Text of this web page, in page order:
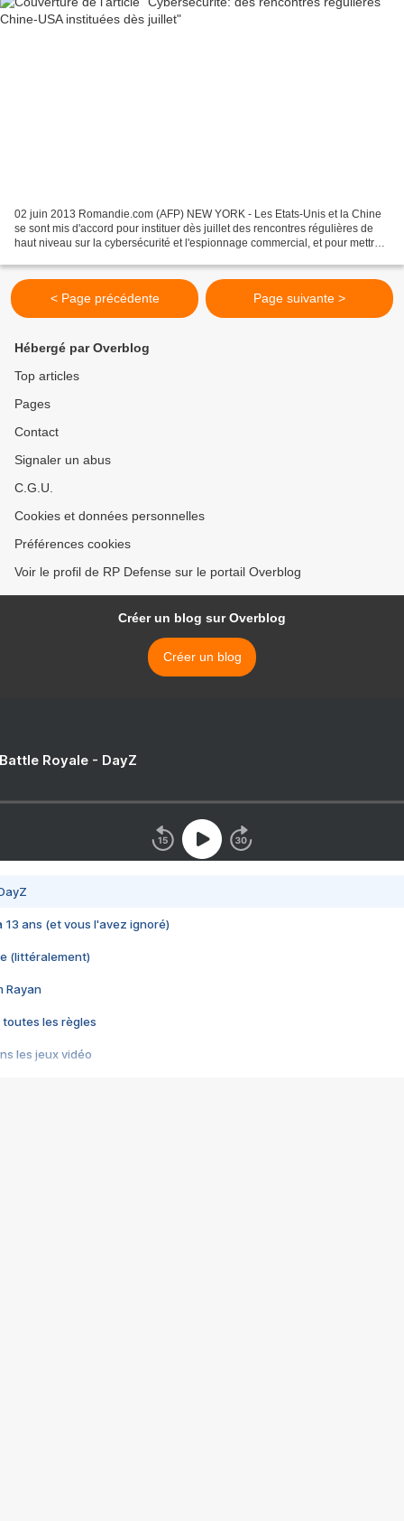
02 juin 2013 Romandie.com (AFP) NEW YORK - Les Etats-Unis et la Chine
se sont mis d'accord pour instituer dès juillet des rencontres régulières de
haut niveau sur la cybersécurité et l'espionnage commercial, et pour mettre
< Page précédente Page suivante >
Hébergé par Overblog
Top articles
Pages
Contact
Signaler un abus
C.G.U.
Cookies et données personnelles
Préférences cookies
Voir le profil de RP Defense sur le portail Overblog
Créer un blog sur Overblog
Créer un blog
Royale - DayZ
13 ans (et vous l'avez ignoré)
(littéralement)
Rayan
toutes les règles
les jeux vidéo